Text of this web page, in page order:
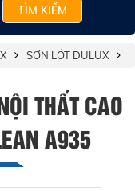
TÌM KIẾM
SƠN LÓT DULUX
THẤT CAO
A935